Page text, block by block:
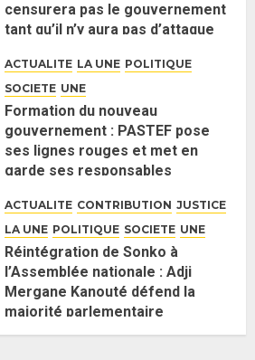
censurera pas le gouvernement
tant qu’il n’y aura pas d’attaque
2 JUIN 2026 0
ACTUALITE LA UNE POLITIQUE
SOCIETE UNE
Formation du nouveau
gouvernement : PASTEF pose
ses lignes rouges et met en
garde ses responsables
ACTUALITE CONTRIBUTION JUSTICE
LA UNE POLITIQUE SOCIETE UNE
Réintégration de Sonko à
l’Assemblée nationale : Adji
Mergane Kanouté défend la
majorité parlementaire
26 MAI 2026 0